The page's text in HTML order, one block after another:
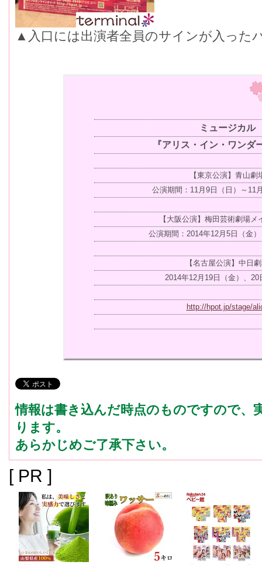
▲入口には出演者全員のサインが入った
ミュージカル
『アリス・イン・ワンダ
【東京公演】青山劇
公演期間：11月9日（日）～11
【大阪公演】梅田芸術劇場メ
公演期間：2014年12月5日（金
【名古屋公演】中日
2014年12月19日（金）、20
http://hpot.jp/stage/
情報は書き込んだ時点のものですので、
ります。
あらかじめご了承下さい。
[ PR ]